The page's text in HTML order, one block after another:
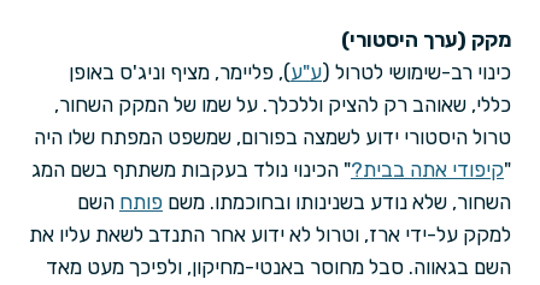
מקק (ערך היסטורי)
כינוי רב-שימושי לטרול (ע"ע), פליימר, מציף וניג'ס באופן
כללי, שאוהב רק להציק וללכלך. על שמו של המקק השחור,
טרול היסטורי ידוע לשמצה בפורום, שמשפט המפתח שלו היה
"קיפודי אתה בבית?" הכינוי נולד בעקבות משתתף בשם המג
השחור, שלא נודע בשנינותו ובחוכמתו. משם פותח השם
למקק על-ידי ארז, וטרול לא ידוע אחר התנדב לשאת עליו את
השם בגאווה. סבל מחוסר באנטי-מחיקון, ולפיכך מעט מאד